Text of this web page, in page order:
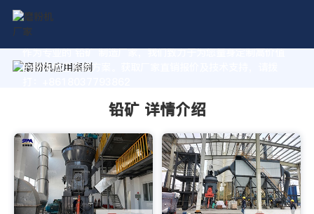
作为专业的 铅矿 制造厂家，我们致力于为您量身定制高价值
的粉体加工系统方案。获取厂家直销报价及技术支持，请拨
铅矿 详情介绍